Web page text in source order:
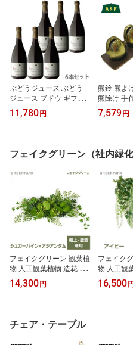
ぶどうジュース ぶどう
ジュース ブドウ ギフト
岩手県産 無添加 紫波町 7
20ml 6本 セット 紫波 フ
ル お中元 送料無料 自園
自醸ワイン紫波 林檎 葡
萄 リンゴ ブドウ アップ
11,780 円
熊鈴 熊よ
熊除け 手
革 真鍮 お
イアンド
送料無料
熊鈴/効果/
7,579 円
フェイクグリーン（社内緑
フェイクグリーン 観葉植
物 人工観葉植物 造花 卓
上 壁掛け シュガーバイ
ン アジアンタム ウォー
PARK PRGR-1054 送料
無料 壁 フラワーアレン
ジメント かわいい シン
14,300 円
フェイク
物 人工観
掛け グリ
ショート
ア 人工植
16,500 円
チェア・テーブル